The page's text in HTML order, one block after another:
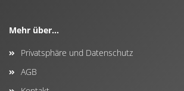
Mehr über...
Privatsphäre und Datenschutz
AGB